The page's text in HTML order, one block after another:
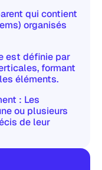
qui contient
organisés
est définie par
formant
éléments.
: Les
ou plusieurs
de leur